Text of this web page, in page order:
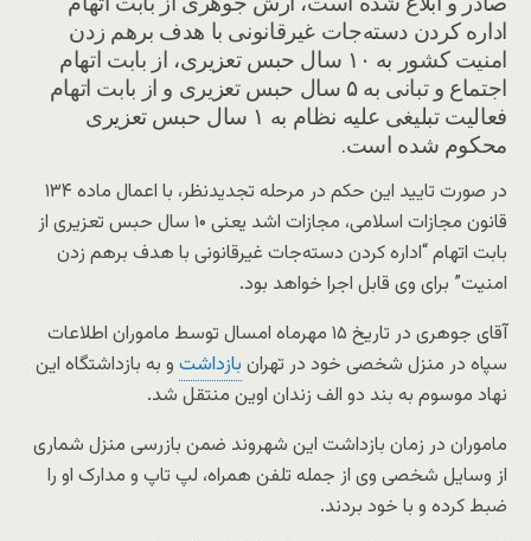
اداره کردن دسته‌جات غیرقانونی با هدف برهم زدن
امنیت کشور به ۱۰ سال حبس تعزیری، از بابت اتهام
اجتماع و تبانی به ۵ سال حبس تعزیری و از بابت اتهام
فعالیت تبلیغی علیه نظام به ۱ سال حبس تعزیری
محکوم شده است.
در صورت تایید این حکم در مرحله تجدیدنظر، با اعمال ماده ۱۳۴
قانون مجازات اسلامی، مجازات اشد یعنی ۱۰ سال حبس تعزیری از
بابت اتهام “اداره کردن دسته‌جات غیرقانونی با هدف برهم زدن
امنیت” برای وی قابل اجرا خواهد بود.
آقای جوهری در تاریخ ۱۵ مهرماه امسال توسط ماموران اطلاعات
سپاه در منزل شخصی خود در تهران بازداشت و به بازداشتگاه این
نهاد موسوم به بند دو الف زندان اوین منتقل شد.
ماموران در زمان بازداشت این شهروند ضمن بازرسی منزل شماری
از وسایل شخصی وی از جمله تلفن همراه، لپ تاپ و مدارک او را
ضبط کرده و با خود بردند.